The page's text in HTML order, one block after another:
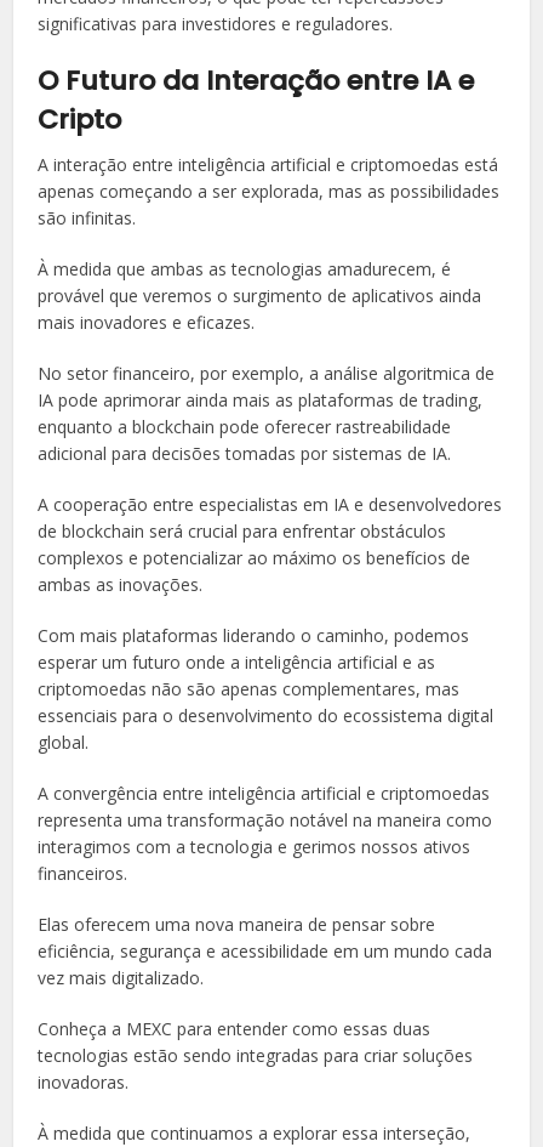
significativas para investidores e reguladores.
O Futuro da Interação entre IA e
Cripto
A interação entre inteligência artificial e criptomoedas está
apenas começando a ser explorada, mas as possibilidades
são infinitas.
À medida que ambas as tecnologias amadurecem, é
provável que veremos o surgimento de aplicativos ainda
mais inovadores e eficazes.
No setor financeiro, por exemplo, a análise algoritmica de
IA pode aprimorar ainda mais as plataformas de trading,
enquanto a blockchain pode oferecer rastreabilidade
adicional para decisões tomadas por sistemas de IA.
A cooperação entre especialistas em IA e desenvolvedores
de blockchain será crucial para enfrentar obstáculos
complexos e potencializar ao máximo os benefícios de
ambas as inovações.
Com mais plataformas liderando o caminho, podemos
esperar um futuro onde a inteligência artificial e as
criptomoedas não são apenas complementares, mas
essenciais para o desenvolvimento do ecossistema digital
global.
A convergência entre inteligência artificial e criptomoedas
representa uma transformação notável na maneira como
interagimos com a tecnologia e gerimos nossos ativos
financeiros.
Elas oferecem uma nova maneira de pensar sobre
eficiência, segurança e acessibilidade em um mundo cada
vez mais digitalizado.
Conheça a MEXC para entender como essas duas
tecnologias estão sendo integradas para criar soluções
inovadoras.
À medida que continuamos a explorar essa interseção,